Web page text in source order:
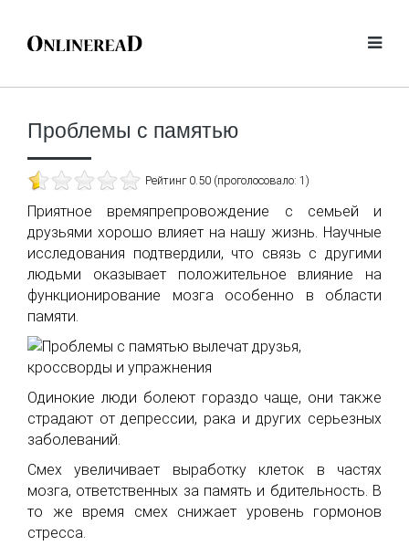
Проблемы с памятью
Рейтинг 0.50 (проголосовало: 1)
Приятное времяпрепровождение с семьей и
друзьями хорошо влияет на нашу жизнь. Научные
исследования подтвердили, что связь с другими
людьми оказывает положительное влияние на
функционирование мозга особенно в области
памяти.
Одинокие люди болеют гораздо чаще, они также
страдают от депрессии, рака и других серьезных
заболеваний.
Смех увеличивает выработку клеток в частях
мозга, ответственных за память и бдительность. В
то же время смех снижает уровень гормонов
стресса.